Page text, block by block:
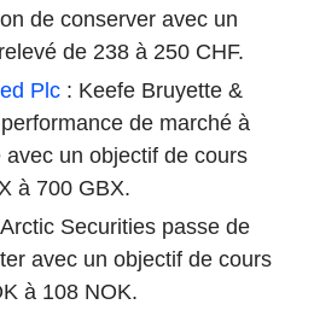
de conserver avec un
de 238 à 250 CHF.
Plc : Keefe Bruyette &
de marché à
un objectif de cours
à 700 GBX.
Securities passe de
avec un objectif de cours
à 108 NOK.